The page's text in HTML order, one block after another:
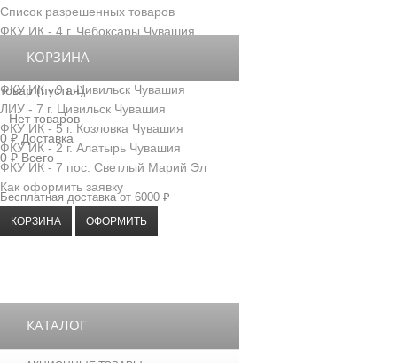
Список разрешенных товаров
ФКУ ИК - 4 г. Чебоксары Чувашия
ФКУ ИК - 3 г. Новочебоксарск Чувашия
ФКУ ИК - 9 г. Цивильск Чувашия
ЛИУ - 7 г. Цивильск Чувашия
ФКУ ИК - 5 г. Козловка Чувашия
ФКУ ИК - 2 г. Алатырь Чувашия
ФКУ ИК - 7 пос. Светлый Марий Эл
Как оформить заявку
КОРЗИНА
товар (пустая)
Нет товаров
0 ₽ Доставка
0 ₽ Всего
Бесплатная доставка от 6000 ₽
КОРЗИНА ОФОРМИТЬ
КАТАЛОГ